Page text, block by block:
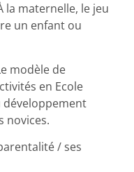
la maternelle, le jeu
un enfant ou
modèle de
en Ecole
développement
novices.
/ ses